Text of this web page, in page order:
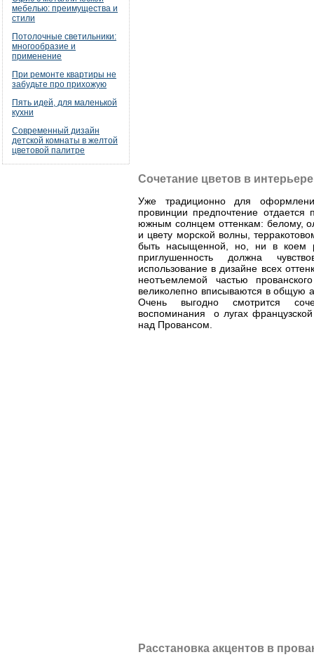
мебелью: преимущества и
стили
Потолочные светильники:
многообразие и
применение
При ремонте квартиры не
забудьте про прихожую
Пять идей, для маленькой
кухни
Современный дизайн
детской комнаты в желтой
цветовой палитре
Сочетание цветов в
Уже традиционно для
провинции предпочтение
южным солнцем оттенкам: белому,
и цвету морской волны,
быть насыщенной, но, ни в коем
приглушенность должна
использование в дизайне всех
неотъемлемой частью
великолепно вписываются в общую
Очень выгодно смотрится
воспоминания о лугах
над Провансом.
Расстановка акцентов в